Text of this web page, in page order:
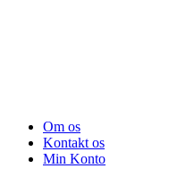
Om os
Kontakt os
Min Konto